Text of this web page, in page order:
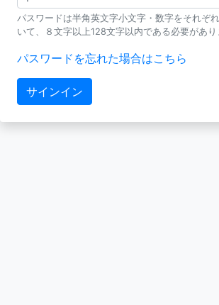
パスワードは半角英文字小文字・数字をそれぞ
いて、８文字以上128文字以内である必要があり
パスワードを忘れた場合はこちら
サインイン